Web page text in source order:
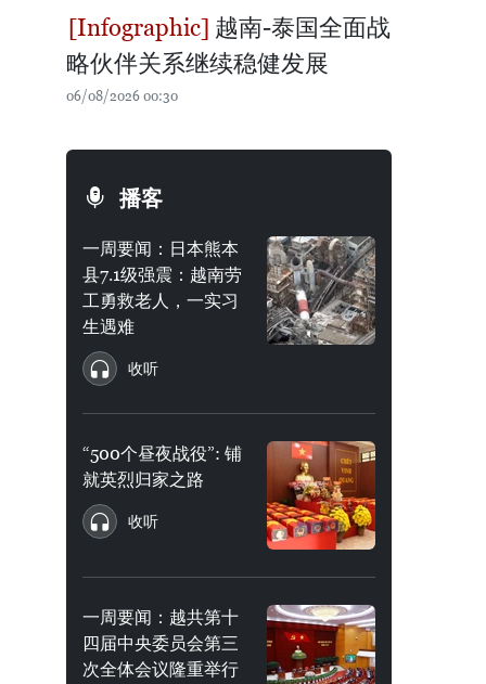
越南-泰国全面战
略伙伴关系继续稳健发展
06/08/2026 00:30
播客
一周要闻：日本熊本
县7.1级强震：越南劳
工勇救老人，一实习
生遇难
收听
“500个昼夜战役”: 铺
就英烈归家之路
收听
一周要闻：越共第十
四届中央委员会第三
次全体会议隆重举行